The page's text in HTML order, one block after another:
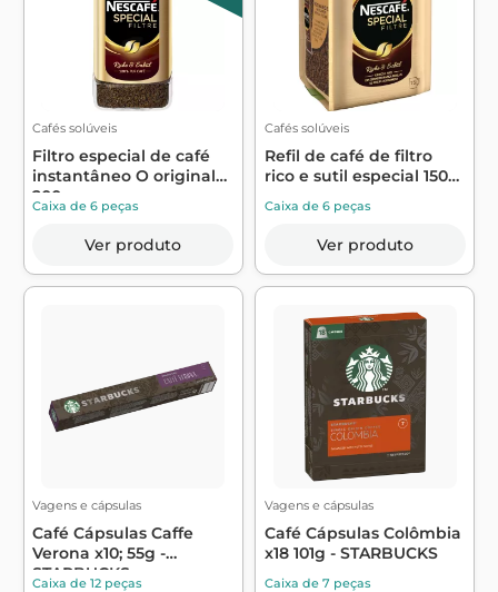
Cafés solúveis
Filtro especial de café
instantâneo O original
200g -...
Caixa de 6 peças
Ver produto
Cafés solúveis
Refil de café de filtro
rico e sutil especial 150g
- ...
Caixa de 6 peças
Ver produto
Vagens e cápsulas
Café Cápsulas Caffe
Verona x10; 55g -
STARBUCKS
Caixa de 12 peças
Vagens e cápsulas
Café Cápsulas Colômbia
x18 101g - STARBUCKS
Caixa de 7 peças